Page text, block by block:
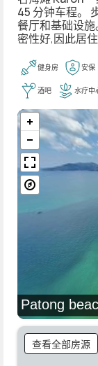
45 分钟车程。
餐厅和基础设
密性好,因此居
健身房 安保
酒吧 水疗中
Patong
查看全部房源